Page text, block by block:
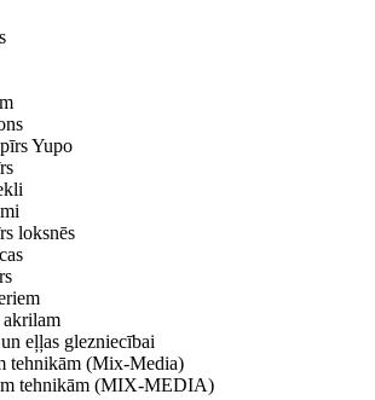
Yupo
loksnēs
akrilam
eļļas glezniecībai
tehnikām (Mix-Media)
tehnikām (MIX-MEDIA)